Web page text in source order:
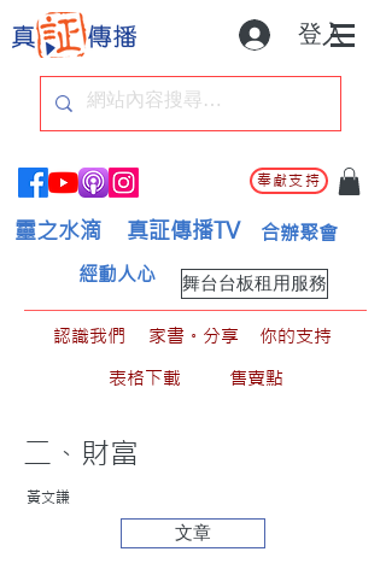
登入
奉獻支持
靈之水滴 真証傳播TV 合辦聚會
舞台台板租用服務
經動人心
認識我們 家書。分享
你的支持
表格下載
售賣點
二、財富
黃文謙
文章